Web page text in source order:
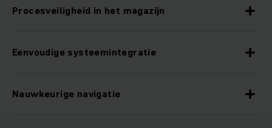
Procesveiligheid in het magazijn
Eenvoudige systeemintegratie
Nauwkeurige navigatie